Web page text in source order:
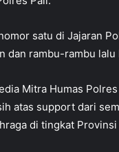
satu di Jajaran
dan rambu-rambu lalu
Mitra Humas
atas support dari
di tingkat